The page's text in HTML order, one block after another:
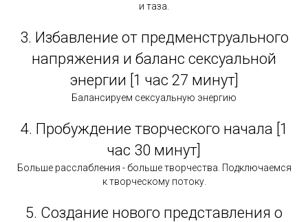
и таза.
3. Избавление от предменструального
напряжения и баланс сексуальной
энергии [1 час 27 минут]
Балансируем сексуальную энергию
4. Пробуждение творческого начала [1
час 30 минут]
Больше расслабления - больше творчества. Подключаемся
к творческому потоку.
5. Создание нового представления о